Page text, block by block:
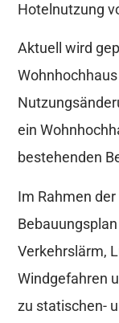
Hotelnutzung
Aktuell wird
ein
bestehenden
Im Rahmen
Verkehrslärm,
Windgefahren
zu statischen-